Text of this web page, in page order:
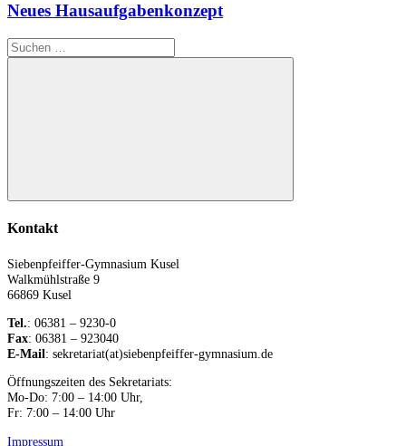
Neues Hausaufgabenkonzept
Suchen
nach:
Suchen
Kontakt
Siebenpfeiffer-Gymnasium Kusel
Walkmühlstraße 9
66869 Kusel
Tel.: 06381 – 9230-0
Fax: 06381 – 923040
E-Mail: sekretariat(at)siebenpfeiffer-gymnasium.de
Öffnungszeiten des Sekretariats:
Mo-Do: 7:00 – 14:00 Uhr,
Fr: 7:00 – 14:00 Uhr
Impressum